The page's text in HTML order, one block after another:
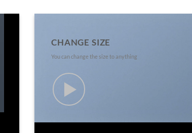
CHANGE SIZE
You can change the size to anything